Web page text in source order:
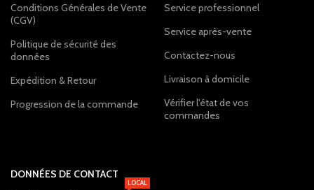
Conditions Générales de Vente
(CGV)
Politique de sécurité des
données
Expédition & Retour
Progression de la commande
Service professionnel
Service après-vente
Contactez-nous
Livraison à domicile
Vérifier l'état de vos
commandes
DONNÉES DE CONTACT
LOCAL